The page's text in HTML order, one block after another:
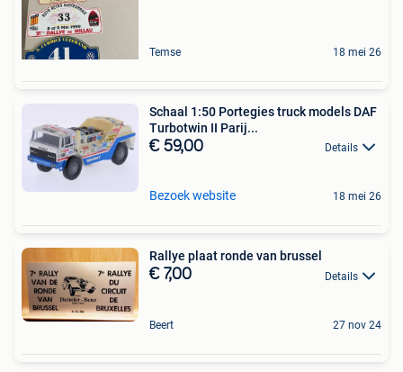
Temse 18 mei 26
Schaal 1:50 Portegies truck models DAF
Turbotwin II Parij...
€ 59,00 Details
Bezoek website 18 mei 26
Rallye plaat ronde van brussel
€ 7,00 Details
Beert 27 nov 24